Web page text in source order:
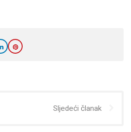
Sljedeći članak